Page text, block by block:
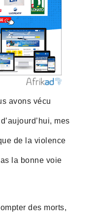
avons vécu
mes
de la violence
la bonne voie
des morts,